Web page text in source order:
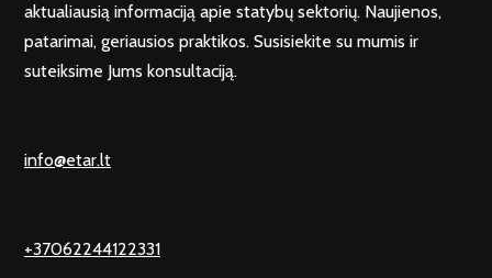
aktualiausią informaciją apie statybų sektorių. Naujienos,
patarimai, geriausios praktikos. Susisiekite su mumis ir
suteiksime Jums konsultaciją.
info@etar.lt
+37062244122331